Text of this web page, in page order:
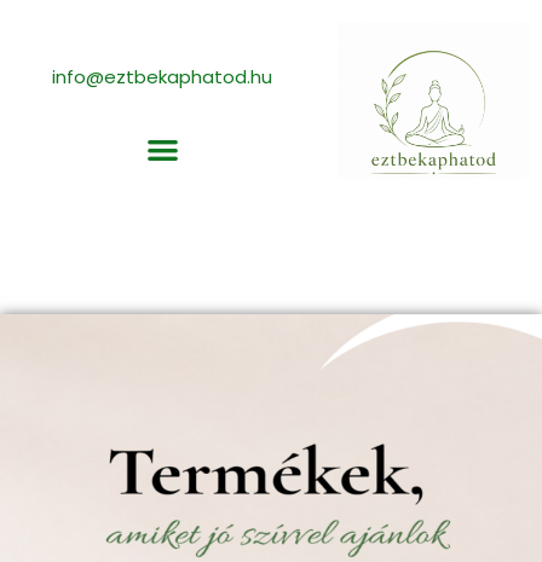
info@eztbekaphatod.hu